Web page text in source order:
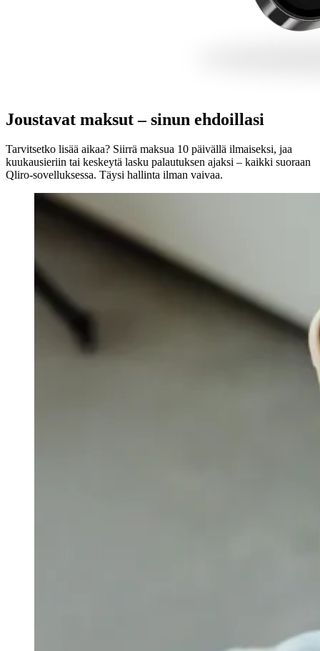
Joustavat maksut – sinun ehdoillasi
Tarvitsetko lisää aikaa? Siirrä maksua 10 päivällä ilmaiseksi, jaa
kuukausieriin tai keskeytä lasku palautuksen ajaksi – kaikki suoraan
Qliro-sovelluksessa. Täysi hallinta ilman vaivaa.